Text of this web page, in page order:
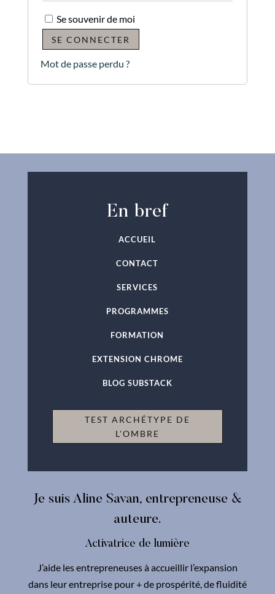
A
l
t
e
r
Se souvenir de moi
SE CONNECTER
Mot de passe perdu ?
En bref
ACCUEIL
CONTACT
SERVICES
PROGRAMMES
FORMATION
EXTENSION CHROME
BLOG SUBSTACK
TEST ARCHÉTYPE DE
L'OMBRE
Je suis Aline Savan, entrepreneuse &
auteure.
Activatrice de lumière
J’aide les entrepreneuses à accueillir l’expansion
dans leur entreprise pour + de prospérité, de fluidité